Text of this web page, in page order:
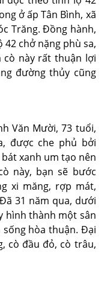
ở ấp Tân Bình, xã
Trăng. Đồng hành,
chở nặng phù sa,
này rất thuận lợi
đường thủy cũng
Văn Mười, 73 tuổi,
được che phủ bởi
xanh um tạo nên
này, bạn sẽ bước
xi măng, rợp mát,
31 năm qua, dưới
hình thành một sân
sống hòa thuận. Đại
cò đầu đỏ, cò trâu,